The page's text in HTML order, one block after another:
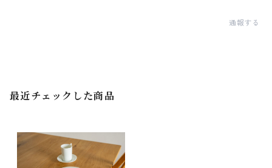
通報する
最近チェックした商品